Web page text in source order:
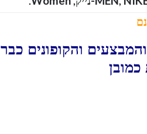
והקופונים כבר